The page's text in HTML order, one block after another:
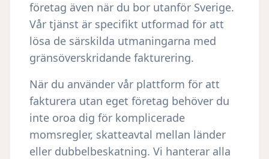
företag även när du bor utanför Sverige.
Vår tjänst är specifikt utformad för att
lösa de särskilda utmaningarna med
gränsöverskridande fakturering.
När du använder vår plattform för att
fakturera utan eget företag behöver du
inte oroa dig för komplicerade
momsregler, skatteavtal mellan länder
eller dubbelbeskatning. Vi hanterar alla